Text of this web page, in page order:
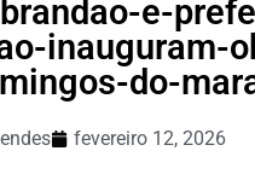
e-
inauguram-
do-
fevereiro 12, 2026